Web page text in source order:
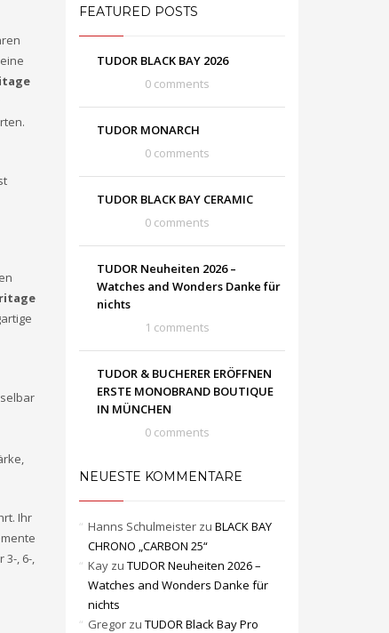
Ihr
3-, 6-,
FEATURED POSTS
TUDOR BLACK BAY 2026
0 comments
TUDOR MONARCH
0 comments
TUDOR BLACK BAY CERAMIC
0 comments
TUDOR Neuheiten 2026 –
Watches and Wonders Danke für
nichts
1 comments
TUDOR & BUCHERER ERÖFFNEN
ERSTE MONOBRAND BOUTIQUE
IN MÜNCHEN
0 comments
NEUESTE KOMMENTARE
Hanns Schulmeisterzu BLACK BAY
CHRONO „CARBON 25“
Kayzu TUDOR Neuheiten 2026 –
Watches and Wonders Danke für
nichts
Gregorzu TUDOR Black Bay Pro